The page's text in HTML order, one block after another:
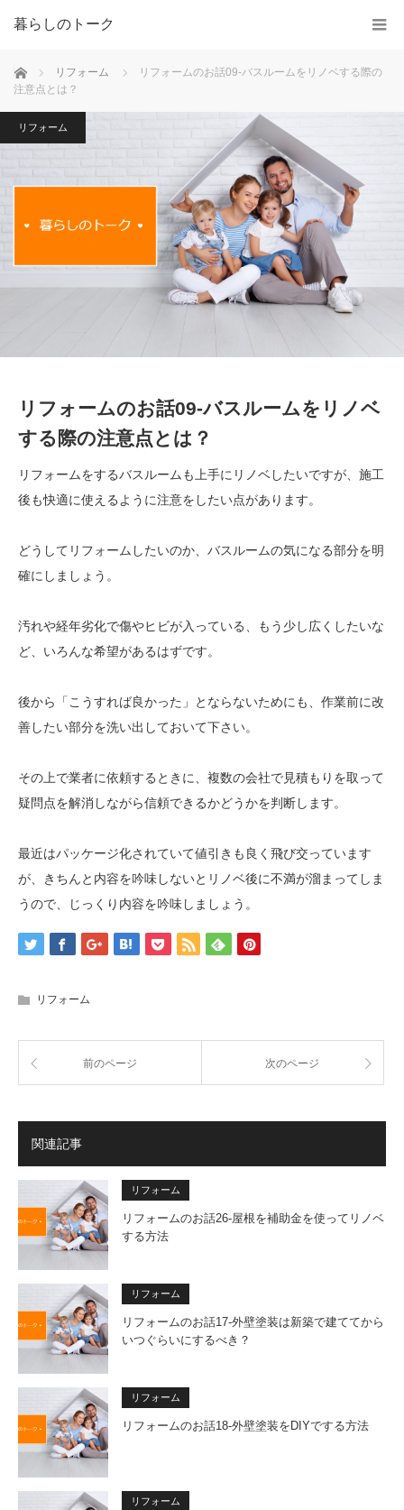
暮らしのトーク
ホーム リフォーム
リフォームのお話09-バスルームをリノベする際の
注意点とは？
リフォーム
リフォームのお話09-バスルームをリノベ
する際の注意点とは？
リフォームをするバスルームも上手にリノベしたいですが、施工
後も快適に使えるように注意をしたい点があります。
どうしてリフォームしたいのか、バスルームの気になる部分を明
確にしましょう。
汚れや経年劣化で傷やヒビが入っている、もう少し広くしたいな
ど、いろんな希望があるはずです。
後から「こうすれば良かった」とならないためにも、作業前に改
善したい部分を洗い出しておいて下さい。
その上で業者に依頼するときに、複数の会社で見積もりを取って
疑問点を解消しながら信頼できるかどうかを判断します。
最近はパッケージ化されていて値引きも良く飛び交っています
が、きちんと内容を吟味しないとリノベ後に不満が溜まってしま
うので、じっくり内容を吟味しましょう。
リフォーム
前のページ 次のページ
関連記事
リフォーム
リフォームのお話26-屋根を補助金を使ってリノベ
する方法
リフォーム
リフォームのお話17-外壁塗装は新築で建ててから
いつぐらいにするべき？
リフォーム
リフォームのお話18-外壁塗装をDIYでする方法
リフォーム